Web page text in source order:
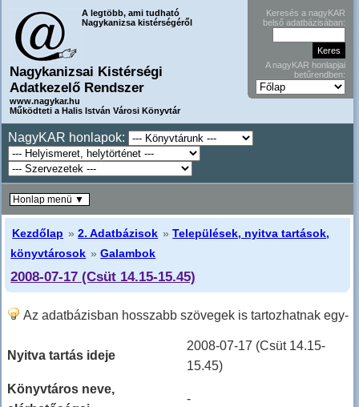
A legtöbb, ami tudható
Nagykanizsa kistérségéről
Nagykanizsai Kistérségi
Adatkezelő Rendszer
www.nagykar.hu
Működteti a Halis István Városi Könyvtár
Keresés a nagyKAR
belső adatbázisában:
A nagyKAR honlapjai
betűrendben:
NagyKAR honlapok:
Kezdőlap »2. Adatbázisok »Települések, nyitva tartások,
könyvtárosok »Galambok
2008-07-17 (Csüt 14.15-15.45)
Az adatbázisban hosszabb szövegek is tartozhatnak egy-
Nyitva tartás ideje
2008-07-17 (Csüt 14.15-
15.45)
Könyvtáros neve,
-
Honlap menü ▼